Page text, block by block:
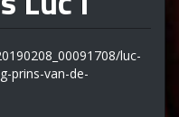
luc-
prins-van-de-